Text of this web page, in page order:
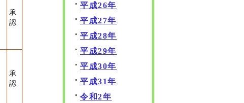
承
認
承
認
平成26年
平成27年
平成28年
平成29年
平成30年
平成31年
令和2年